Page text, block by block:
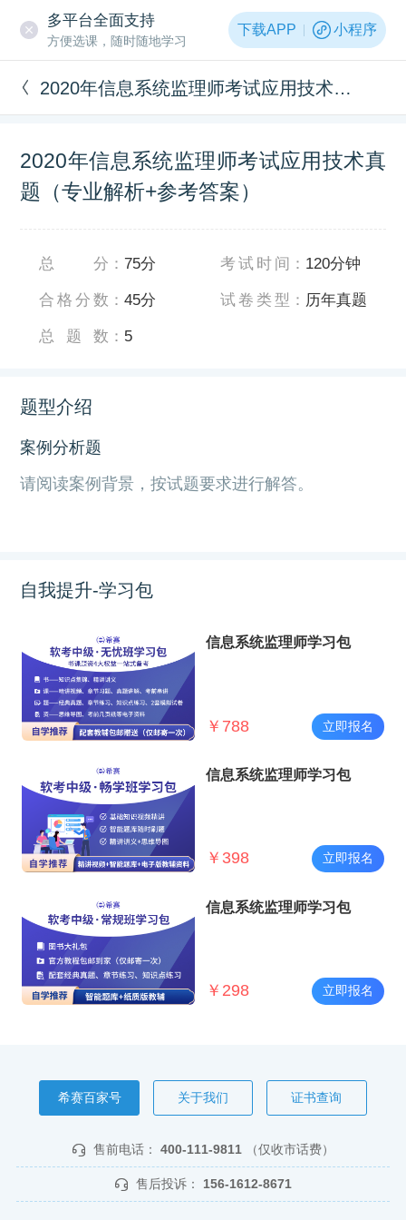
多平台全面支持
方便选课，随时随地学习
下载APP 小程序
2020年信息系统监理师考试应用技术真题（专业解析+参考答案）
2020年信息系统监理师考试应用技术真
题（专业解析+参考答案）
总分 ：75分
合格分数 ：45分
总题数 ： 5
考试时间 ： 120分钟
试卷类型 ： 历年真题
题型介绍
案例分析题
请阅读案例背景，按试题要求进行解答。
自我提升-学习包
信息系统监理师学习包
￥ 788 立即报名
信息系统监理师学习包
￥ 398 立即报名
信息系统监理师学习包
￥ 298 立即报名
希赛百家号 关于我们 证书查询
售前电话： 400-111-9811 （仅收市话费）
售后投诉： 156-1612-8671